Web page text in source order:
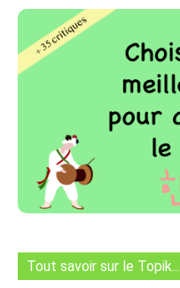
Tout savoir sur le Topik...